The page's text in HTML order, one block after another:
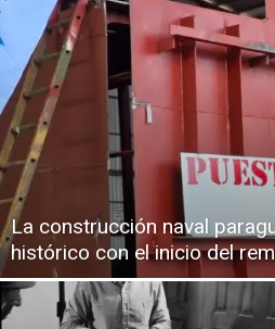
La construcción naval
histórico con el inicio del